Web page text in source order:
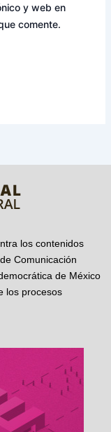
y web en
comente.
los contenidos
Comunicación
de México
los procesos